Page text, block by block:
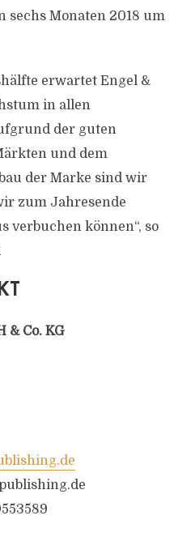
sechs Monaten 2018 um
erwartet Engel &
in allen
der guten
und dem
der Marke sind wir
zum Jahresende
verbuchen können“, so
& Co. KG